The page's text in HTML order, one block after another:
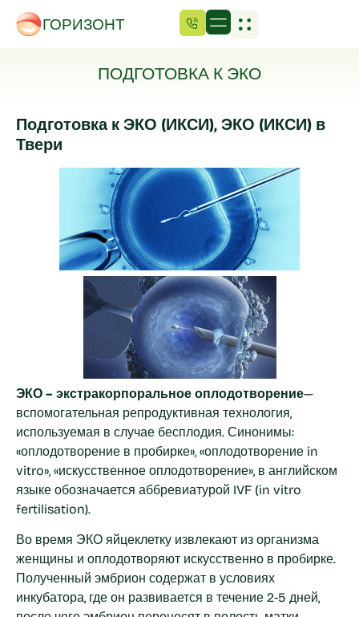
ГОРИЗОНТ
ПОДГОТОВКА К ЭКО
Подготовка к ЭКО (ИКСИ), ЭКО (ИКСИ) в
Твери
ЭКО – экстракорпоральное оплодотворение—
вспомогательная репродуктивная технология,
используемая в случае бесплодия. Синонимы:
«оплодотворение в пробирке», «оплодотворение in
vitro», «искусственное оплодотворение», в английском
языке обозначается аббревиатурой IVF (in vitro
fertilisation).
Во время ЭКО яйцеклетку извлекают из организма
женщины и оплодотворяют искусственно в пробирке.
Полученный эмбрион содержат в условиях
инкубатора, где он развивается в течение 2-5 дней,